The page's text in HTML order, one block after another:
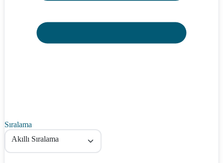
Sıralama
Akıllı Sıralama